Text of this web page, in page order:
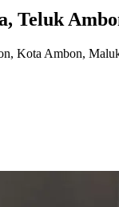
Teluk
Kota Ambon,